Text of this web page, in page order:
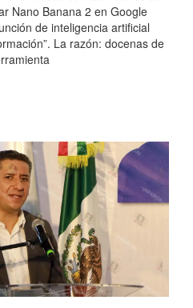
Nano Banana 2 en Google
de inteligencia artificial
La razón: docenas de